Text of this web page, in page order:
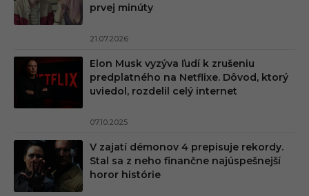
prvej minúty
21.07.2026
Elon Musk vyzýva ľudí k zrušeniu
predplatného na Netflixe. Dôvod, ktorý
uviedol, rozdelil celý internet
07.10.2025
V zajatí démonov 4 prepisuje rekordy.
Stal sa z neho finančne najúspešnejší
horor histórie